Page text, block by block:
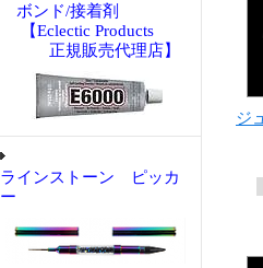
ボンド/接着剤
【Eclectic Products
正規販売代理店】
ラインストーン ピッカ
ー
ジ